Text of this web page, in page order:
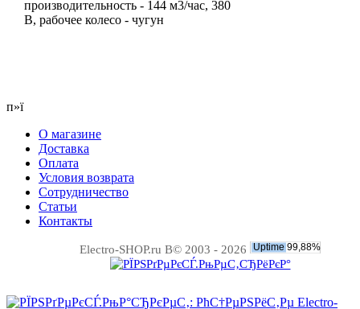
п»ї
О магазине
Доставка
Оплата
Условия возврата
Сотрудничество
Статьи
Контакты
Electro-SHOP.ru В© 2003 - 2026